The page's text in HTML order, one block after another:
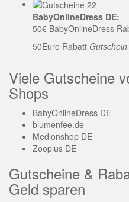
BabyOnlineDress DE:
50€ BabyOnlineDress
50Euro Rabatt Gutschein
Viele Gutscheine
Shops
BabyOnlineDress DE
blumenfee.de
Medionshop DE
Zooplus DE
Gutscheine &
Geld sparen